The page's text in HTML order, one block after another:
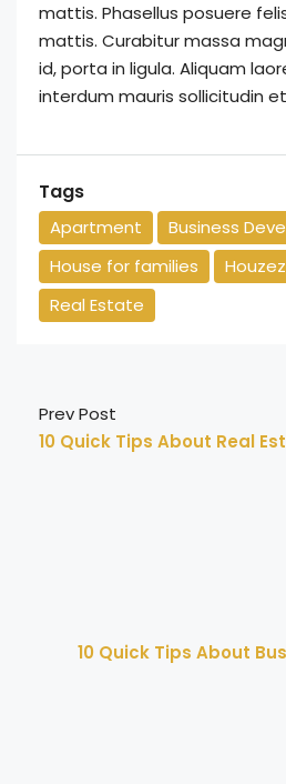
mattis. Phasellus posuere
mattis. Curabitur massa
id, porta in ligula. Aliquam
interdum mauris sollicitudin
Tags
Apartment
Business
House for families
Houzez
Real Estate
Prev Post
10 Quick Tips About Real
10 Quick Tips About